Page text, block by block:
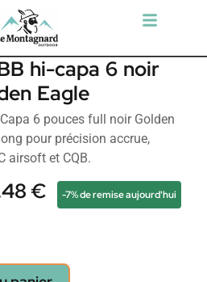
hi-capa 6 noir
Eagle
6 pouces full noir Golden
pour précision accrue,
airsoft et CQB.
€ -7% de remise aujourd'hui